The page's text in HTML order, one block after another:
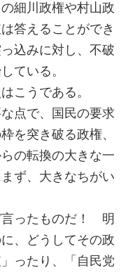
細川政権や村山政
答えることができ
込みに対し、不破
ている。
こうである。
点で、国民の要求
を突き破る政権、
の転換の大きな一
ず、大きなちがい
ったものだ！ 明
、どうしてその政
ったり、「自民党